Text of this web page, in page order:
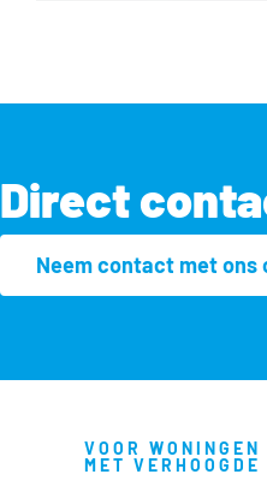
Direct
Neem contact met ons
VOOR
MET